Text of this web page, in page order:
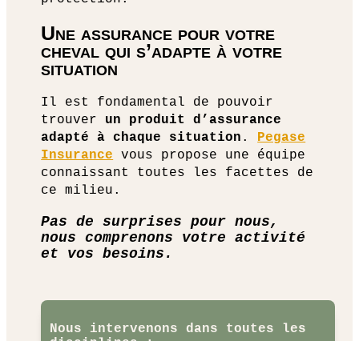
Une assurance pour votre
cheval qui s’adapte à votre
situation
Il est fondamental de pouvoir
trouver un produit d’assurance
adapté à chaque situation . Pegase
Insurance vous propose une équipe
connaissant toutes les facettes de
ce milieu.
Pas de surprises pour nous,
nous comprenons votre activité
et vos besoins.
Nous intervenons dans toutes les